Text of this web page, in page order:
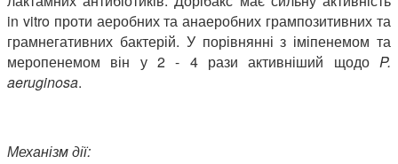
in vitro проти аеробних та анаеробних грампозитивних та
грамнегативних бактерій. У порівнянні з іміпенемом та
меропенемом він у 2 - 4 рази активніший щодо P.
aeruginosa.
Механізм дії: